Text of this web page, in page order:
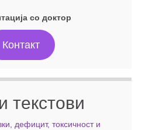
со доктор
Контакт
текстови
дефицит, токсичност и